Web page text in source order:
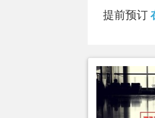
提前预订